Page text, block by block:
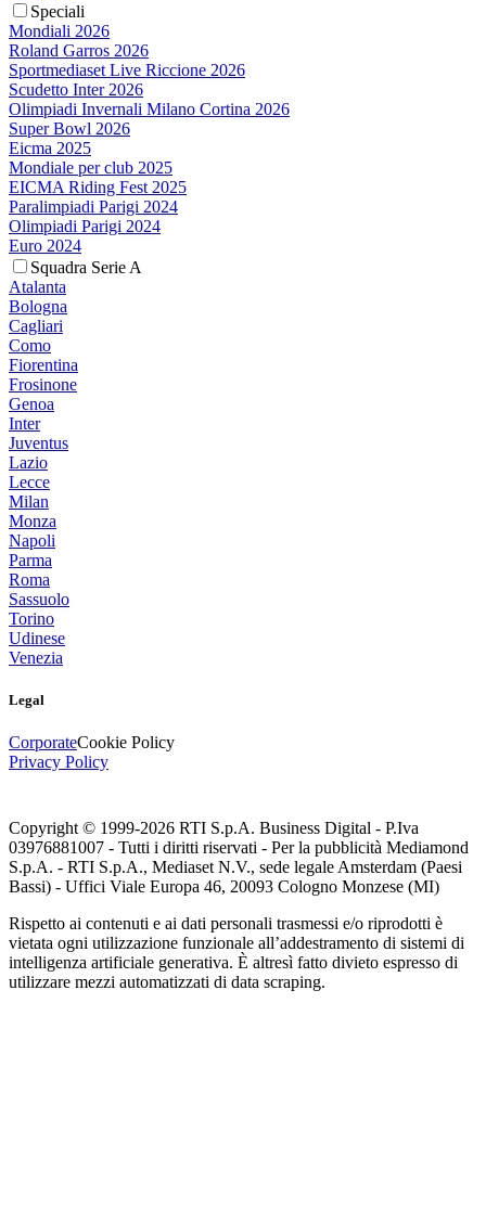
Speciali
Mondiali 2026
Roland Garros 2026
Sportmediaset Live Riccione 2026
Scudetto Inter 2026
Olimpiadi Invernali Milano Cortina 2026
Super Bowl 2026
Eicma 2025
Mondiale per club 2025
EICMA Riding Fest 2025
Paralimpiadi Parigi 2024
Olimpiadi Parigi 2024
Euro 2024
Squadra Serie A
Atalanta
Bologna
Cagliari
Como
Fiorentina
Frosinone
Genoa
Inter
Juventus
Lazio
Lecce
Milan
Monza
Napoli
Parma
Roma
Sassuolo
Torino
Udinese
Venezia
Legal
CorporateCookie Policy
Privacy Policy
Copyright © 1999-2026 RTI S.p.A. Business Digital - P.Iva
03976881007 - Tutti i diritti riservati - Per la pubblicità Mediamond
S.p.A. - RTI S.p.A., Mediaset N.V., sede legale Amsterdam (Paesi
Bassi) - Uffici Viale Europa 46, 20093 Cologno Monzese (MI)
Rispetto ai contenuti e ai dati personali trasmessi e/o riprodotti è
vietata ogni utilizzazione funzionale all’addestramento di sistemi di
intelligenza artificiale generativa. È altresì fatto divieto espresso di
utilizzare mezzi automatizzati di data scraping.